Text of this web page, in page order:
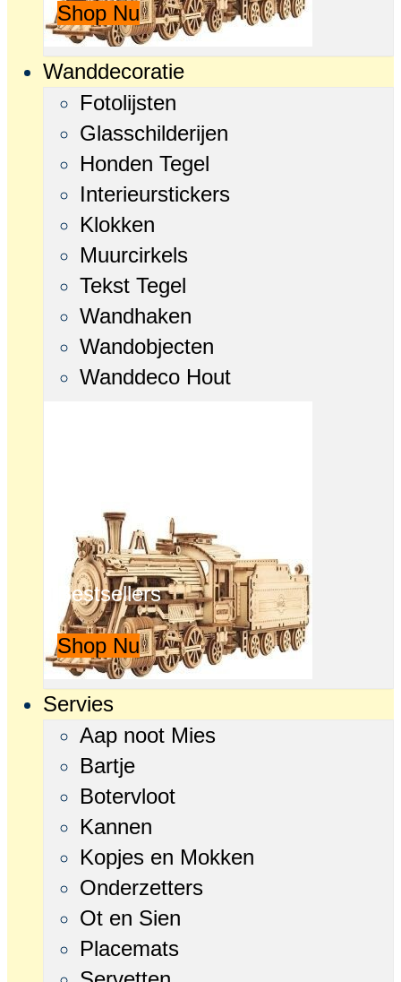
Shop Nu
Wanddecoratie
Fotolijsten
Glasschilderijen
Honden Tegel
Interieurstickers
Klokken
Muurcirkels
Tekst Tegel
Wandhaken
Wandobjecten
Wanddeco Hout
Bestsellers
Shop Nu
Servies
Aap noot Mies
Bartje
Botervloot
Kannen
Kopjes en Mokken
Onderzetters
Ot en Sien
Placemats